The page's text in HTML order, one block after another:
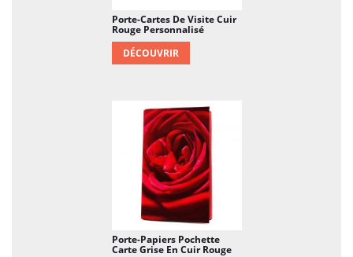
photo, une image...
En général, ces porte-cartes sont conçus pour
cartes et autres petits objets essentiels. Vous
pouvez trouver une variété de modèles et de
marques sur le marché, chacun offrant des
caractéristiques spécifiques pour répondre à
vos besoins et préférences.
Porte-Cartes De Visite Cuir
Rouge Personnalisé
DÉCOUVRIR
Porte-Papiers Pochette
Carte Grise En Cuir Rouge